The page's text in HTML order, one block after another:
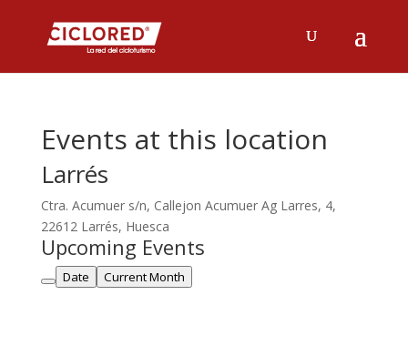
Events at this location
Larrés
Ctra. Acumuer s/n, Callejon Acumuer Ag Larres, 4,
22612 Larrés, Huesca
Upcoming Events
Date Current Month